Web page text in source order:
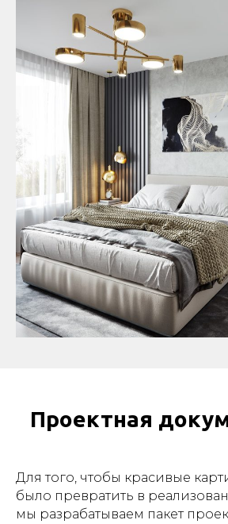
Проектная
Для того, чтобы красивые
было превратить в
мы разрабатываем пакет